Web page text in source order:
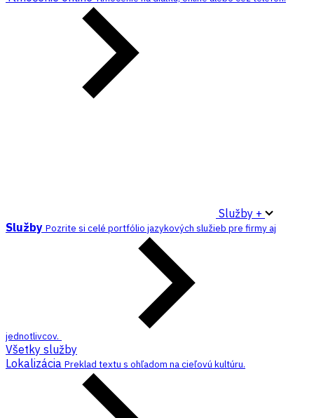
Služby +
Služby Pozrite si celé portfólio jazykových služieb pre firmy aj
jednotlivcov.
Všetky služby
Lokalizácia Preklad textu s ohľadom na cieľovú kultúru.